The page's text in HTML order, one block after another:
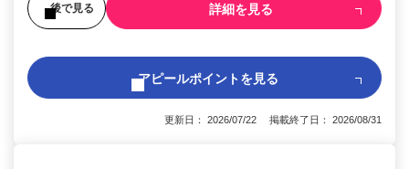
後で見る 詳細を見る
アピールポイントを見る
更新日： 2026/07/22 掲載終了日： 2026/08/31